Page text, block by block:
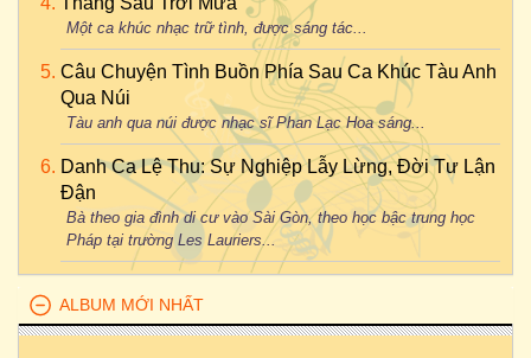
Một ca khúc nhạc trữ tình, được sáng tác...
Câu Chuyện Tình Buồn Phía Sau Ca Khúc Tàu Anh
Qua Núi
Tàu anh qua núi được nhạc sĩ Phan Lạc Hoa sáng...
Danh Ca Lệ Thu: Sự Nghiệp Lẫy Lừng, Đời Tư Lận
Đận
Bà theo gia đình di cư vào Sài Gòn, theo học bậc trung học
Pháp tại trường Les Lauriers...
ALBUM MỚI NHẤT